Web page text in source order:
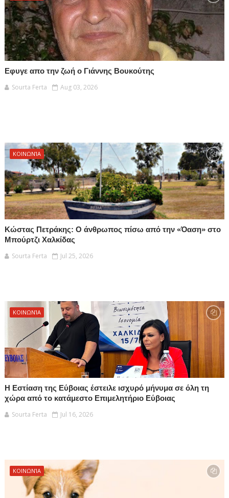
Εφυγε απο την ζωή ο Γιάννης Βουκούτης
Sourta Ferta
Aug 03, 2026
ΚΟΙΝΩΝΊΑ
Κώστας Πετράκης: Ο άνθρωπος πίσω από την «Όαση» στο
Μπούρτζι Χαλκίδας
Sourta Ferta
Jul 25, 2026
ΚΟΙΝΩΝΊΑ
Η Εστίαση της Εύβοιας έστειλε ισχυρό μήνυμα σε όλη τη
χώρα από το κατάμεστο Επιμελητήριο Εύβοιας
Sourta Ferta
Jul 16, 2026
ΚΟΙΝΩΝΊΑ